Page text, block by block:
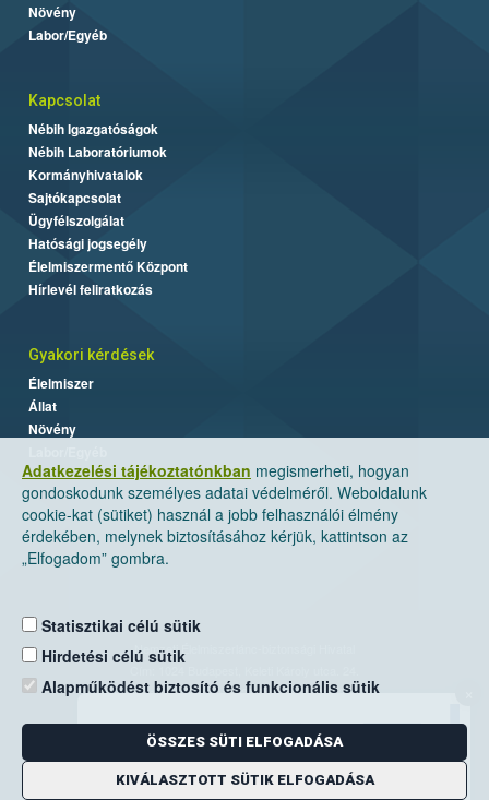
Adatkezelési tájékoztatónkban megismerheti, hogyan
gondoskodunk személyes adatai védelméről. Weboldalunk
cookie-kat (sütiket) használ a jobb felhasználói élmény
érdekében, melynek biztosításához kérjük, kattintson az
„Elfogadom” gombra.
Statisztikai célú sütik
Hirdetési célú sütik
Alapműködést biztosító és funkcionális sütik
ÖSSZES SÜTI ELFOGADÁSA
KIVÁLASZTOTT SÜTIK ELFOGADÁSA
Növény
Labor/Egyéb
Kapcsolat
Nébih Igazgatóságok
Nébih Laboratóriumok
Kormányhivatalok
Sajtókapcsolat
Ügyfélszolgálat
Hatósági jogsegély
Élelmiszermentő Központ
Hírlevél feliratkozás
Gyakori kérdések
Élelmiszer
Állat
Növény
Nemzeti Élelmiszerlánc-biztonsági Hivatal
Levelezési cím: 1525 Budapest. Pf. 30.
E-mail:ugyfelszolgalat@nebih.gov.hu
Zöld szám: 06-80/263-244
Telefon: 06-1/ 336-9000